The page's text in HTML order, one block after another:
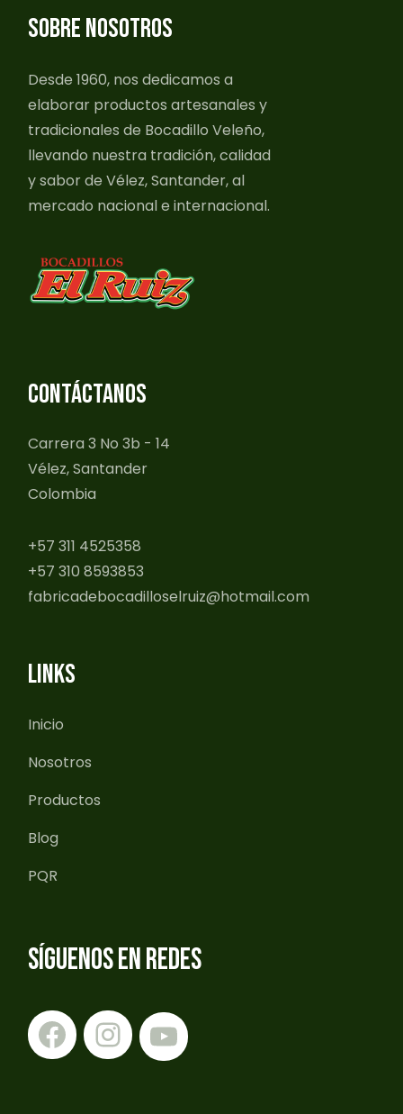
SOBRE NOSOTROS
Desde 1960, nos dedicamos a
elaborar productos artesanales y
tradicionales de Bocadillo Veleño,
llevando nuestra tradición, calidad
y sabor de Vélez, Santander, al
mercado nacional e internacional.
CONTÁCTANOS
Carrera 3 No 3b - 14
Vélez, Santander
Colombia
+57 311 4525358
+57 310 8593853
fabricadebocadilloselruiz@hotmail.com
LINKS
Inicio
Nosotros
Productos
Blog
PQR
SÍGUENOS EN REDES
Facebook
Instagram
YouTube